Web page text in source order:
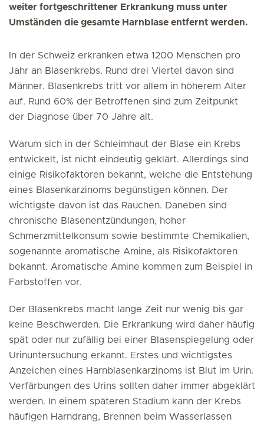
weiter fortgeschrittener Erkrankung muss unter
Umständen die gesamte Harnblase entfernt werden.
In der Schweiz erkranken etwa 1200 Menschen pro
Jahr an Blasenkrebs. Rund drei Viertel davon sind
Männer. Blasenkrebs tritt vor allem in höherem Alter
auf. Rund 60% der Betroffenen sind zum Zeitpunkt
der Diagnose über 70 Jahre alt.
Warum sich in der Schleimhaut der Blase ein Krebs
entwickelt, ist nicht eindeutig geklärt. Allerdings sind
einige Risikofaktoren bekannt, welche die Entstehung
eines Blasenkarzinoms begünstigen können. Der
wichtigste davon ist das Rauchen. Daneben sind
chronische Blasenentzündungen, hoher
Schmerzmittelkonsum sowie bestimmte Chemikalien,
sogenannte aromatische Amine, als Risikofaktoren
bekannt. Aromatische Amine kommen zum Beispiel in
Farbstoffen vor.
Der Blasenkrebs macht lange Zeit nur wenig bis gar
keine Beschwerden. Die Erkrankung wird daher häufig
spät oder nur zufällig bei einer Blasenspiegelung oder
Urinuntersuchung erkannt. Erstes und wichtigstes
Anzeichen eines Harnblasenkarzinoms ist Blut im Urin.
Verfärbungen des Urins sollten daher immer abgeklärt
werden. In einem späteren Stadium kann der Krebs
häufigen Harndrang, Brennen beim Wasserlassen